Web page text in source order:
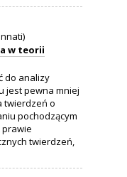
w teorii
do analizy
jest pewna mniej
twierdzeń o
pochodzącym
prawie
twierdzeń,